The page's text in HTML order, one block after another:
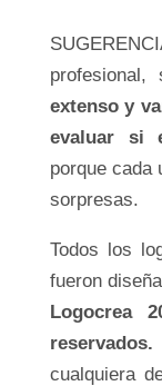
extenso y
evaluar si
porque cada
sorpresas.
Todos los
fueron
Logocrea
reservados.
cualquiera